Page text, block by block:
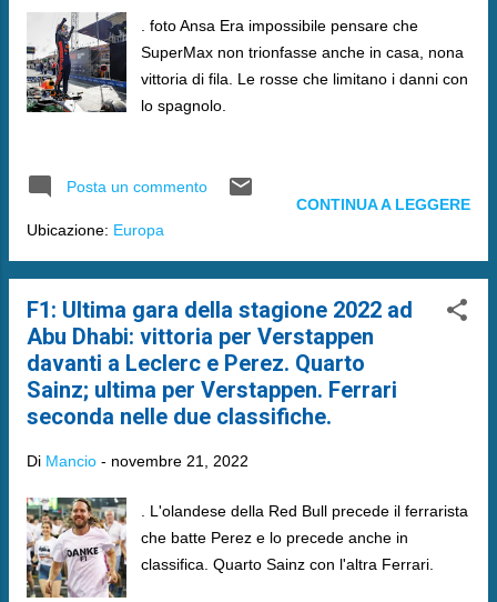
. foto Ansa Era impossibile pensare che
SuperMax non trionfasse anche in casa, nona
vittoria di fila. Le rosse che limitano i danni con
lo spagnolo.
Posta un commento
Ubicazione: Europa
CONTINUA A LEGGERE
F1: Ultima gara della stagione 2022 ad
Abu Dhabi: vittoria per Verstappen
davanti a Leclerc e Perez. Quarto
Sainz; ultima per Verstappen. Ferrari
seconda nelle due classifiche.
Di Mancio - novembre 21, 2022
. L'olandese della Red Bull precede il ferrarista
che batte Perez e lo precede anche in
classifica. Quarto Sainz con l'altra Ferrari.